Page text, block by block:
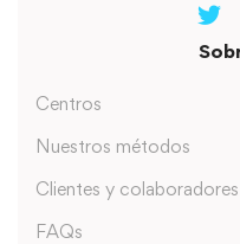
Centros
Nuestros métodos
Clientes y colaboradores
FAQs